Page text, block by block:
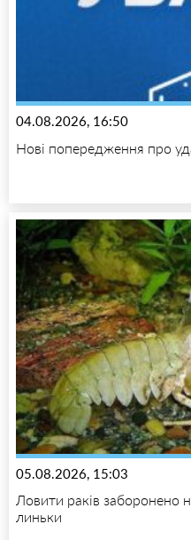
04.08.2026, 16:50
Нові попередження про
05.08.2026, 15:03
Ловити раків заборонено
линьки